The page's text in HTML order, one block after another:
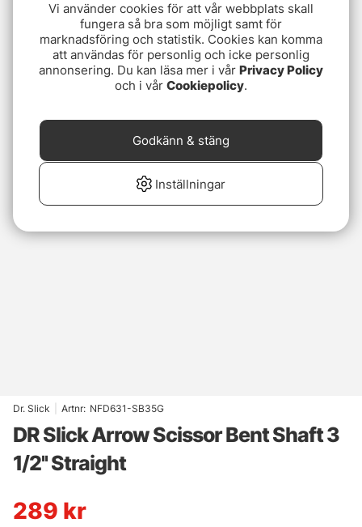
Dr. Slick Artnr: NFD631-SB35G
DR Slick Arrow Scissor Bent Shaft 3
1/2'' Straight
289 kr
Vi använder cookies för att vår webbplats skall
fungera så bra som möjligt samt för
marknadsföring och statistik. Cookies kan komma
att användas för personlig och icke personlig
annonsering. Du kan läsa mer i vår Privacy Policy
och i vår Cookiepolicy.
Inställningar
Godkänn & stäng